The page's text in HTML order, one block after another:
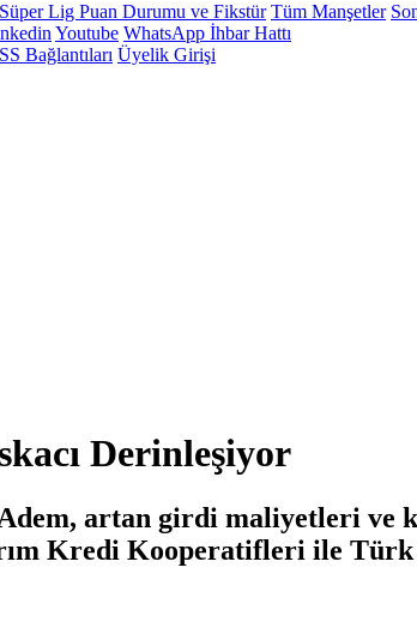
Süper Lig Puan Durumu ve Fikstür Tüm Manşetler
Youtube WhatsApp İhbar Hattı
Bağlantıları Üyelik Girişi
Derinleşiyor
artan girdi maliyetleri ve
Kredi Kooperatifleri ile Türk